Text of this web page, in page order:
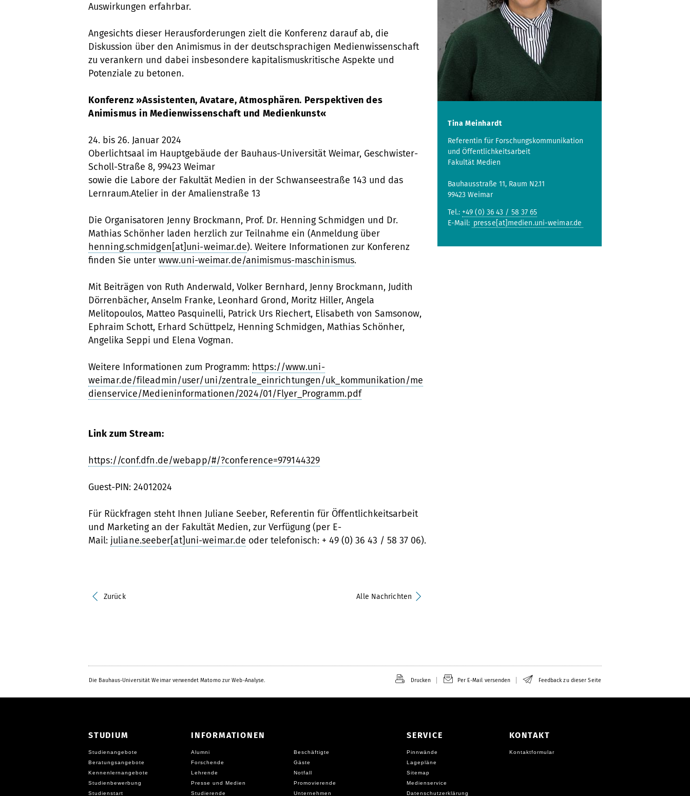
Auswirkungen erfahrbar.
Angesichts dieser Herausforderungen zielt die Konferenz darauf ab, die
Diskussion über den Animismus in der deutschsprachigen Medienwissenschaft
zu verankern und dabei insbesondere kapitalismuskritische Aspekte und
Potenziale zu betonen.
Konferenz »Assistenten, Avatare, Atmosphären. Perspektiven des
Animismus in Medienwissenschaft und Medienkunst«
24. bis 26. Januar 2024
Oberlichtsaal im Hauptgebäude der Bauhaus-Universität Weimar, Geschwister-
Scholl-Straße 8, 99423 Weimar
sowie die Labore der Fakultät Medien in der Schwanseestraße 143 und das
Lernraum.Atelier in der Amalienstraße 13
Die Organisatoren Jenny Brockmann, Prof. Dr. Henning Schmidgen und Dr.
Mathias Schönher laden herzlich zur Teilnahme ein (Anmeldung über
henning.schmidgen[at]uni-weimar.de). Weitere Informationen zur Konferenz
finden Sie unter www.uni-weimar.de/animismus-maschinismus.
Mit Beiträgen von Ruth Anderwald, Volker Bernhard, Jenny Brockmann, Judith
Dörrenbächer, Anselm Franke, Leonhard Grond, Moritz Hiller, Angela
Melitopoulos, Matteo Pasquinelli, Patrick Urs Riechert, Elisabeth von Samsonow,
Ephraim Schott, Erhard Schüttpelz, Henning Schmidgen, Mathias Schönher,
Angelika Seppi und Elena Vogman.
Weitere Informationen zum Programm: https://www.uni-
weimar.de/fileadmin/user/uni/zentrale_einrichtungen/uk_kommunikation/me
dienservice/Medieninformationen/2024/01/Flyer_Programm.pdf
Link zum Stream:
https://conf.dfn.de/webapp/#/?conference=979144329
Guest-PIN: 24012024
Für Rückfragen steht Ihnen Juliane Seeber, Referentin für Öffentlichkeitsarbeit
und Marketing an der Fakultät Medien, zur Verfügung (per E-
Mail: juliane.seeber[at]uni-weimar.de oder telefonisch: + 49 (0) 36 43 / 58 37 06).
Zurück Alle Nachrichten
Tina Meinhardt
Referentin für Forschungskommunikation
und Öffentlichkeitsarbeit
Fakultät Medien
Bauhausstraße 11, Raum N2.11
99423 Weimar
Tel.: +49 (0) 36 43 / 58 37 65
E-Mail: presse[at]medien.uni-weimar.de
Die Bauhaus-Universität Weimar verwendet Matomo zur Web-Analyse. Drucken Per E-Mail versenden Feedback zu dieser Seite
STUDIUM
Studienangebote
Beratungsangebote
Kennenlernangebote
Studienbewerbung
Studienstart
INFORMATIONEN
Alumni
Beschäftigte
Forschende
Gäste
Lehrende
Notfall
Presse und Medien
Promovierende
Studierende
Unternehmen
SERVICE
Pinnwände
Lagepläne
Sitemap
Medienservice
Datenschutzerklärung
KONTAKT
Kontaktformular